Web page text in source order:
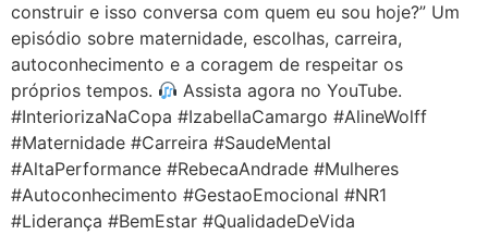
construir e isso conversa com quem eu sou hoje?” Um
episódio sobre maternidade, escolhas, carreira,
autoconhecimento e a coragem de respeitar os
próprios tempos.
Assista agora no YouTube.
#InteriorizaNaCopa #IzabellaCamargo #AlineWolff
#Maternidade #Carreira #SaudeMental
#AltaPerformance #RebecaAndrade #Mulheres
#Autoconhecimento #GestaoEmocional #NR1
#Liderança #BemEstar #QualidadeDeVida